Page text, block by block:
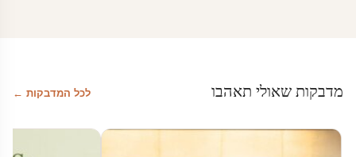
מדבקות שאולי תאהבו לכל המדבקות ←